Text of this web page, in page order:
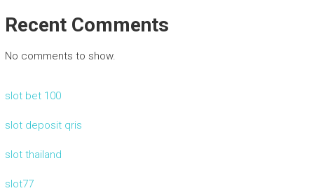
Recent Comments
No comments to show.
slot bet 100
slot deposit qris
slot thailand
slot77